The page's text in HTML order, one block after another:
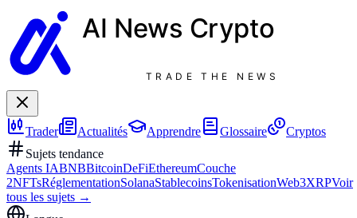
AI News Crypto
TRADE THE NEWS
Trader Actualités Apprendre Glossaire
Cryptos
Sujets tendance
Agents IABNBBitcoinDeFiEthereumCouche
2NFTsRéglementationSolanaStablecoinsTokenisationWeb3XRPVoir
tous les sujets →